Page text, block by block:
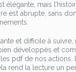
élégante, mais
est abrupte, sans
et difficile à suivre,
développés et
pdf de nos actions.
rend la lecture un